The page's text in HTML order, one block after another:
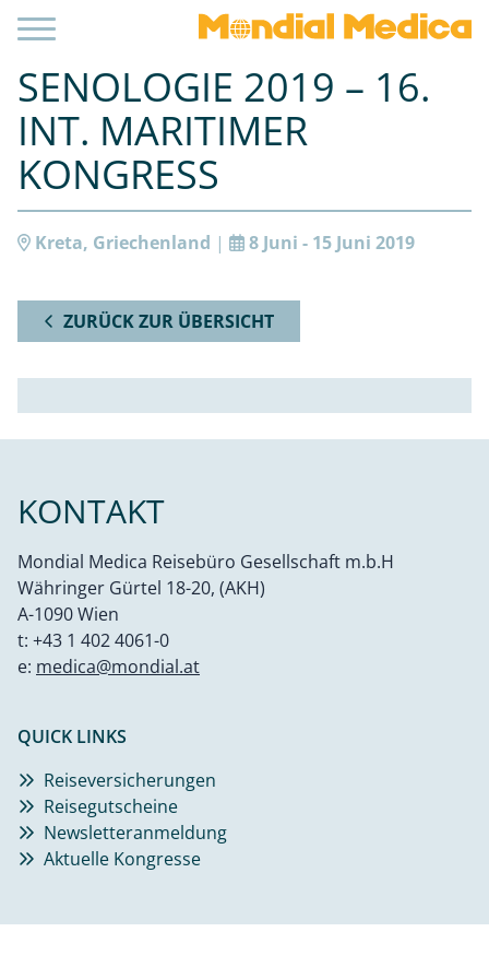
SENOLOGIE 2019 – 16.
INT. MARITIMER
KONGRESS
Kreta, Griechenland | 8 Juni - 15 Juni 2019
ZURÜCK ZUR ÜBERSICHT
KONTAKT
Mondial Medica Reisebüro Gesellschaft m.b.H
Währinger Gürtel 18-20, (AKH)
A-1090 Wien
t: +43 1 402 4061-0
e: medica@mondial.at
QUICK LINKS
Reiseversicherungen
Reisegutscheine
Newsletteranmeldung
Aktuelle Kongresse